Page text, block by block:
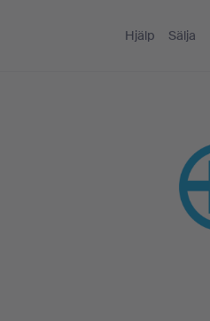
Hjälp Sälja